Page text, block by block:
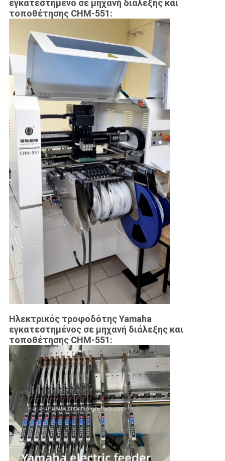
εγκατεστημένο σε μηχανή διάλεξης και
τοποθέτησης CHM-551:
Ηλεκτρικός τροφοδότης Yamaha
εγκατεστημένος σε μηχανή διάλεξης και
τοποθέτησης CHM-551: